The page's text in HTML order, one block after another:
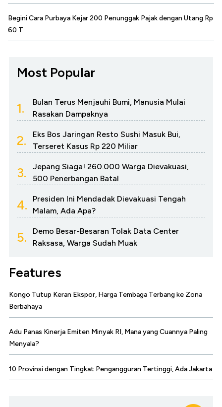
Begini Cara Purbaya Kejar 200 Penunggak Pajak dengan Utang Rp
60 T
Most Popular
1.
Bulan Terus Menjauhi Bumi, Manusia Mulai
Rasakan Dampaknya
2.
Eks Bos Jaringan Resto Sushi Masuk Bui,
Terseret Kasus Rp 220 Miliar
3.
Jepang Siaga! 260.000 Warga Dievakuasi,
500 Penerbangan Batal
4.
Presiden Ini Mendadak Dievakuasi Tengah
Malam, Ada Apa?
5.
Demo Besar-Besaran Tolak Data Center
Raksasa, Warga Sudah Muak
Features
Kongo Tutup Keran Ekspor, Harga Tembaga Terbang ke Zona
Berbahaya
Adu Panas Kinerja Emiten Minyak RI, Mana yang Cuannya Paling
Menyala?
10 Provinsi dengan Tingkat Pengangguran Tertinggi, Ada Jakarta